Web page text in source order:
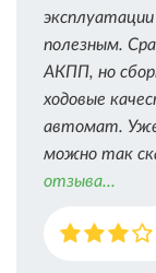
полезным.
АКПП, но
ходовые
автомат.
можно так
отзыва...